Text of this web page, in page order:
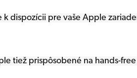
dispozícii pre vaše Apple
tiež prispôsobené na hands-